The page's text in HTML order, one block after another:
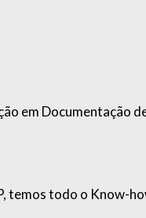
em Documentação
temos todo o Know-